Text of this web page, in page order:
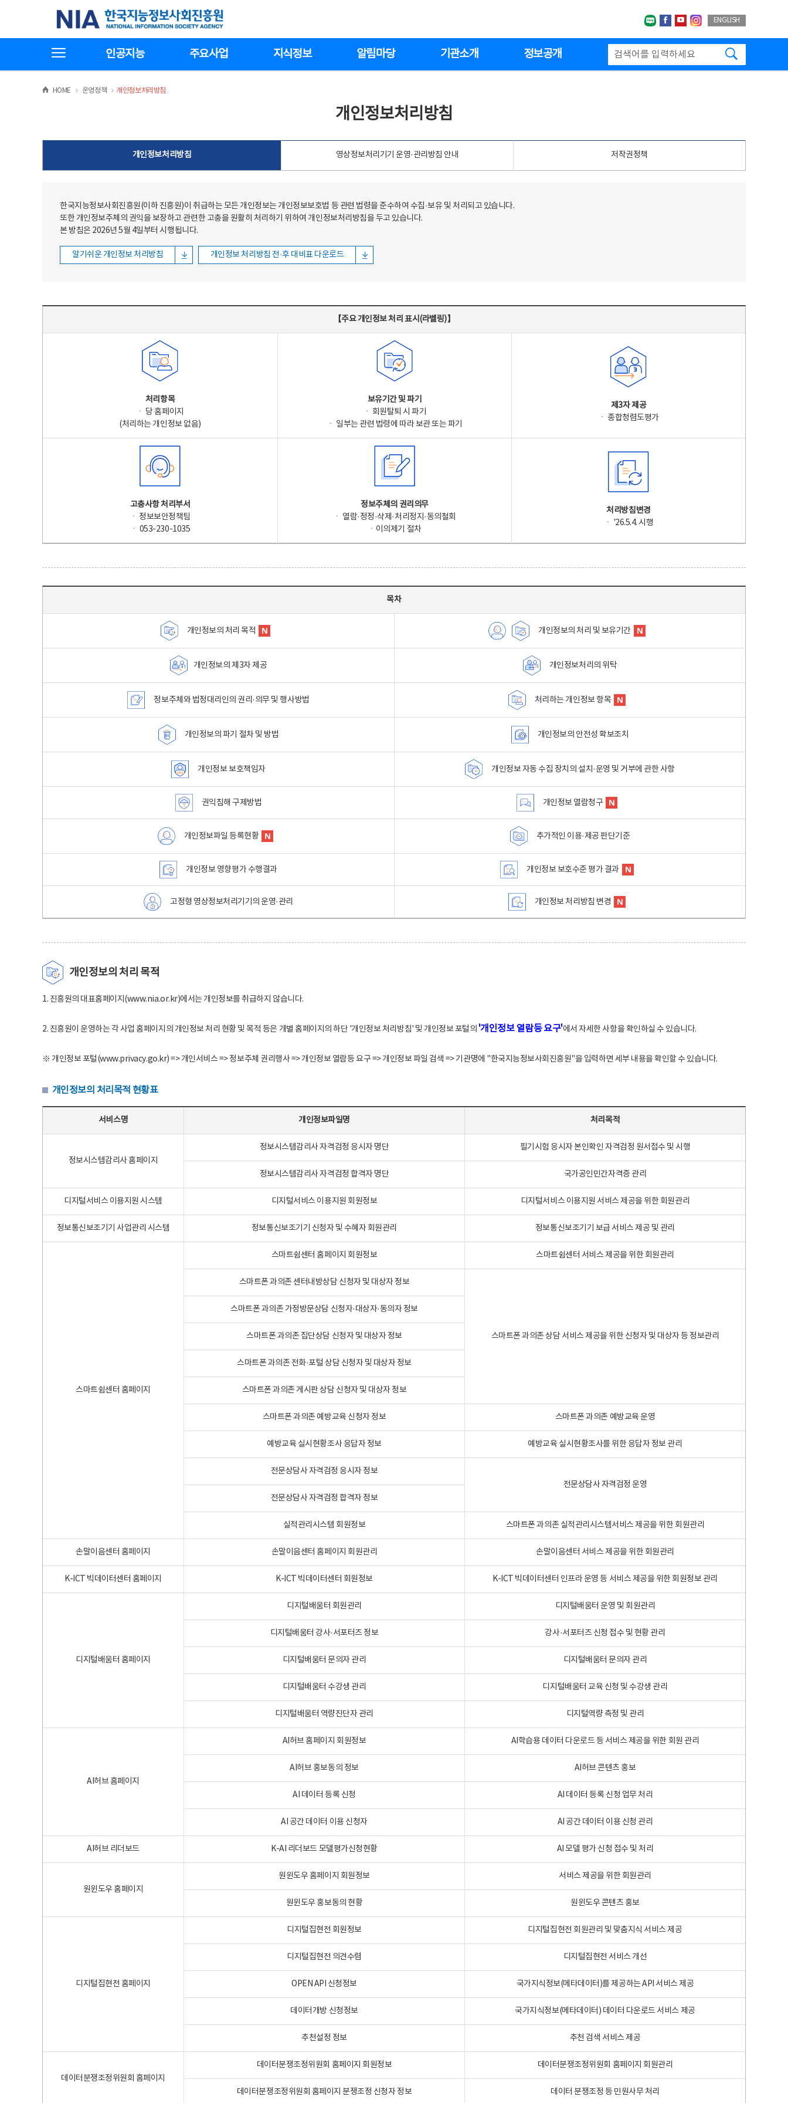
한국지능정보사회진흥원
네이버블로그
페이스북
유투브인스타그랩
ENGLISH
인공지능 주요사업 지식정보 알림마당 기관소개 정보공개
HOME >운영정책 >
개인정보처리방침
개인정보처리방침
개인정보처리방침 영상정보처리기기 운영·관리방침 안내 저작권정책
한국지능정보사회진흥원(이하 진흥원)이 취급하는 모든 개인정보는 개인정보보호법 등 관련 법령을 준수하여 수집·보유 및 처리되고 있습니다.
또한 개인정보주체의 권익을 보장하고 관련한 고충을 원활히 처리하기 위하여 개인정보처리방침을 두고 있습니다.
본 방침은 2026년 5월 4일부터 시행됩니다.
알기쉬운 개인정보 처리방침 개인정보 처리방침 전·후 대비표 다운로드
【주요 개인정보 처리 표시(라벨링)】
처리항목
ㆍ 당 홈페이지
(처리하는 개인정보 없음)
보유기간 및 파기
ㆍ 회원탈퇴 시 파기
ㆍ 일부는 관련 법령에 따라 보관 또는 파기
제3자 제공
ㆍ 종합청렴도평가
고충사항 처리부서
ㆍ 정보보안정책팀
ㆍ 053-230-1035
정보주체의 권리의무
ㆍ 열람·정정·삭제·처리정지·동의철회
ㆍ이의제기 절차
처리방침변경
ㆍ '26.5.4. 시행
목차
개인정보의 처리 목적 개인정보의 처리 및 보유기간
개인정보의 제3자 제공 개인정보처리의 위탁
정보주체와 법정대리인의 권리·의무 및 행사방법 처리하는 개인정보 항목
개인정보의 파기 절차 및 방법 개인정보의 안전성 확보조치
개인정보 보호책임자 개인정보 자동 수집 장치의 설치·운영 및 거부에 관한 사항
권익침해 구제방법 개인정보 열람청구
개인정보파일 등록현황 추가적인 이용·제공 판단기준
개인정보 영향평가 수행결과 개인정보 보호수준 평가 결과
고정형 영상정보처리기기의 운영·관리 개인정보 처리방침 변경
개인정보의 처리 목적
1. 진흥원의 대표홈페이지(www.nia.or.kr)에서는 개인정보를 취급하지 않습니다.
2. 진흥원이 운영하는 각 사업 홈페이지의 개인정보 처리 현황 및 목적 등은 개별 홈페이지의 하단 '개인정보 처리방침' 및 개인정보 포털의 '개인정보 열람등 요구'에서 자세한 사항을 확인하실 수 있습니다.
※ 개인정보 포털(www.privacy.go.kr) => 개인서비스 => 정보주체 권리행사 => 개인정보 열람등 요구 => 개인정보 파일 검색 => 기관명에 "한국지능정보사회진흥원"을 입력하면 세부 내용을 확인할 수 있습니다.
개인정보의 처리목적 현황표
서비스명 개인정보파일명 처리목적
정보시스템감리사 홈페이지
정보시스템감리사 자격검정 응시자 명단 필기시험 응시자 본인확인 자격검정 원서접수 및 시행
정보시스템감리사 자격검정 합격자 명단 국가공인민간자격증 관리
디지털서비스 이용지원 시스템 디지털서비스 이용지원 회원정보 디지털서비스 이용지원 서비스 제공을 위한 회원관리
정보통신보조기기 사업관리 시스템 정보통신보조기기 신청자 및 수혜자 회원관리 정보통신보조기기 보급 서비스 제공 및 관리
스마트쉼센터 홈페이지
스마트쉼센터 홈페이지 회원정보 스마트쉼센터 서비스 제공을 위한 회원관리
스마트폰 과의존 센터내방상담 신청자 및 대상자 정보
스마트폰 과의존 상담 서비스 제공을 위한 신청자 및 대상자 등 정보관리
스마트폰 과의존 가정방문상담 신청자·대상자·동의자 정보
스마트폰 과의존 집단상담 신청자 및 대상자 정보
스마트폰 과의존 전화·포털 상담 신청자 및 대상자 정보
스마트폰 과의존 게시판 상담 신청자 및 대상자 정보
스마트폰 과의존 예방교육 신청자 정보 스마트폰 과의존 예방교육 운영
예방교육 실시현황조사 응답자 정보 예방교육 실시현황조사를 위한 응답자 정보 관리
전문상담사 자격검정 응시자 정보
전문상담사 자격검정 운영
전문상담사 자격검정 합격자 정보
실적관리시스템 회원정보 스마트폰 과의존 실적관리시스템서비스 제공을 위한 회원관리
손말이음센터 홈페이지 손말이음센터 홈페이지 회원관리 손말이음센터 서비스 제공을 위한 회원관리
K-ICT 빅데이터센터 홈페이지 K-ICT 빅데이터센터 회원정보 K-ICT 빅데이터센터 인프라 운영 등 서비스 제공을 위한 회원정보 관리
디지털배움터 홈페이지
디지털배움터 회원관리 디지털배움터 운영 및 회원관리
디지털배움터 강사·서포터즈 정보 강사·서포터즈 신청 접수 및 현황 관리
디지털배움터 문의자 관리 디지털배움터 문의자 관리
디지털배움터 수강생 관리 디지털배움터 교육 신청 및 수강생 관리
디지털배움터 역량진단자 관리 디지털역량 측정 및 관리
AI허브 홈페이지
AI허브 홈페이지 회원정보 AI학습용 데이터 다운로드 등 서비스 제공을 위한 회원 관리
AI허브 홍보동의 정보 AI허브 콘텐츠 홍보
AI 데이터 등록 신청 AI 데이터 등록 신청 업무 처리
AI 공간 데이터 이용 신청자 AI 공간 데이터 이용 신청 관리
AI허브 리더보드 K-AI 리더보드 모델평가신청현황 AI 모델 평가 신청 접수 및 처리
원윈도우 홈페이지
원윈도우 홈페이지 회원정보 서비스 제공을 위한 회원관리
원윈도우 홍보동의 현황 원윈도우 콘텐츠 홍보
디지털집현전 홈페이지
디지털집현전 회원정보 디지털집현전 회원관리 및 맞춤지식 서비스 제공
디지털집현전 의견수렴 디지털집현전 서비스 개선
OPEN API 신청정보 국가지식정보(메타데이터)를 제공하는 API 서비스 제공
데이터개방 신청정보 국가지식정보(메타데이터) 데이터 다운로드 서비스 제공
추천설정 정보 추천 검색 서비스 제공
데이터분쟁조정위원회 홈페이지
데이터분쟁조정위원회 홈페이지 회원정보 데이터분쟁조정위원회 홈페이지 회원관리
데이터분쟁조정위원회 홈페이지 분쟁조정 신청자 정보 데이터 분쟁조정 등 민원사무 처리